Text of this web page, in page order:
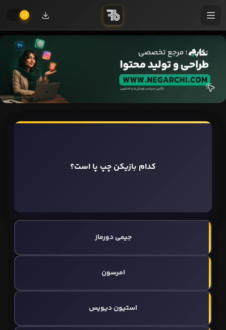
کدام بازیکن چپ پا است؟
جیمی دورماز
امرسون
استیون دیویس